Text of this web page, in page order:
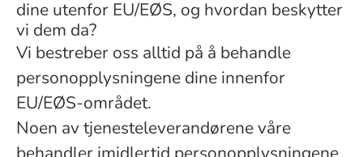
dine utenfor EU/EØS, og hvordan beskytter
vi dem da?
Vi bestreber oss alltid på å behandle
personopplysningene dine innenfor
EU/EØS-området.
Noen av tjenesteleverandørene våre